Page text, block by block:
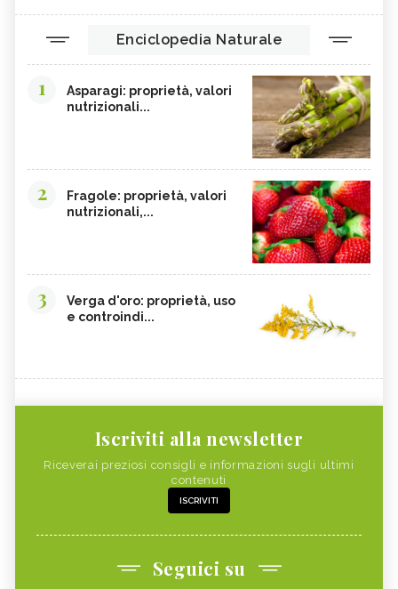
Enciclopedia Naturale
1
Asparagi: proprietà, valori
nutrizionali...
2
Fragole: proprietà, valori
nutrizionali,...
3
Verga d'oro: proprietà, uso
e controindi...
Iscriviti alla newsletter
Riceverai preziosi consigli e informazioni sugli ultimi
contenuti
ISCRIVITI
Seguici su